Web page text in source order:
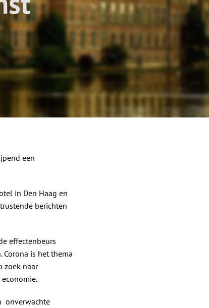
een
in Den Haag en
berichten
effectenbeurs
is het thema
zoek naar
onverwachte